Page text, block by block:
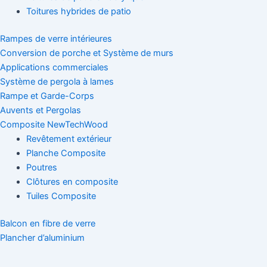
Toitures hybrides de patio
Rampes de verre intérieures
Conversion de porche et Système de murs
Applications commerciales
Système de pergola à lames
Rampe et Garde-Corps
Auvents et Pergolas
Composite NewTechWood
Revêtement extérieur
Planche Composite
Poutres
Clôtures en composite
Tuiles Composite
Balcon en fibre de verre
Plancher d’aluminium